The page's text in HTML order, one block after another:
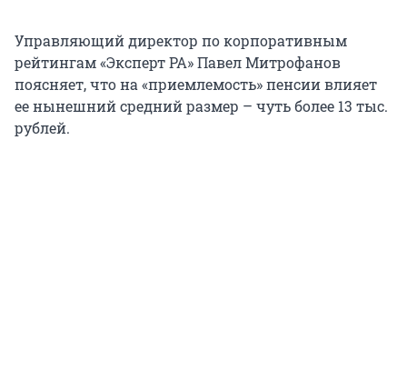
Управляющий директор по корпоративным
рейтингам «Эксперт РА» Павел Митрофанов
поясняет, что на «приемлемость» пенсии влияет
ее нынешний средний размер – чуть более 13 тыс.
рублей.